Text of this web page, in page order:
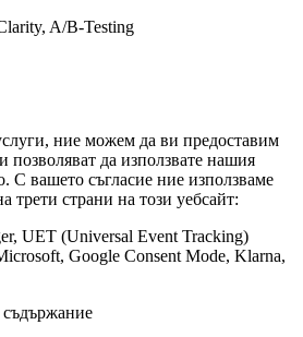
A/B-Testing
ние можем да ви предоставим
позволяват да използвате нашия
С вашето съгласие ние използваме
трети страни на този уебсайт:
UET (Universal Event Tracking)
Google Consent Mode, Klarna,